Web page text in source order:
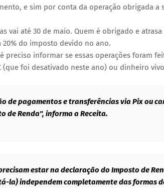
e sim por conta da operação obrigada a
vai até 30 de maio. Quem é obrigado e
20% do imposto devido no ano.
preciso informar se essas operações foram
(que foi desativado neste ano) ou dinheiro
de pagamentos e transferências via Pix ou
de Renda", informa a Receita.
estar na declaração do Imposto de
la) independem completamente das formas